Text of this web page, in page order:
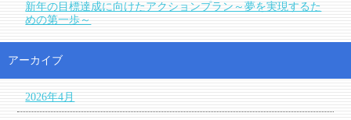
新年の目標達成に向けたアクションプラン～夢を実現するた
めの第一歩～
アーカイブ
2026年4月